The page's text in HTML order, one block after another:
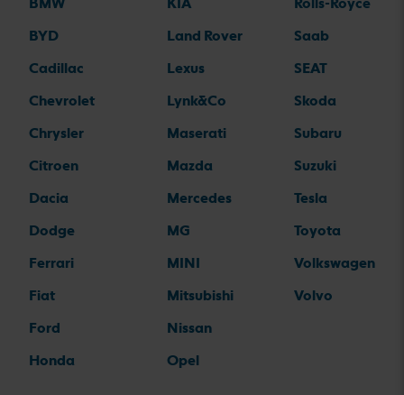
BYD
Cadillac
Chevrolet
Chrysler
Citroen
Dacia
Dodge
Ferrari
Fiat
Ford
Honda
Land Rover
Lexus
Lynk&Co
Maserati
Mazda
Mercedes
MG
MINI
Mitsubishi
Nissan
Opel
Saab
SEAT
Skoda
Subaru
Suzuki
Tesla
Toyota
Volkswagen
Volvo